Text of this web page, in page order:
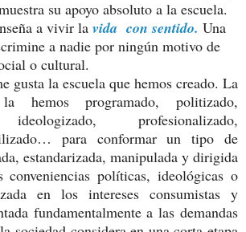
su apoyo absoluto a la escuela.
a vivir la vida con sentido. Una
a nadie por ningún motivo de
o cultural.
escuela que hemos creado. La
hemos programado, politizado,
profesionalizado,
para conformar un tipo de
estandarizada, manipulada y dirigida
políticas, ideológicas o
en los intereses consumistas y
fundamentalmente a las demandas